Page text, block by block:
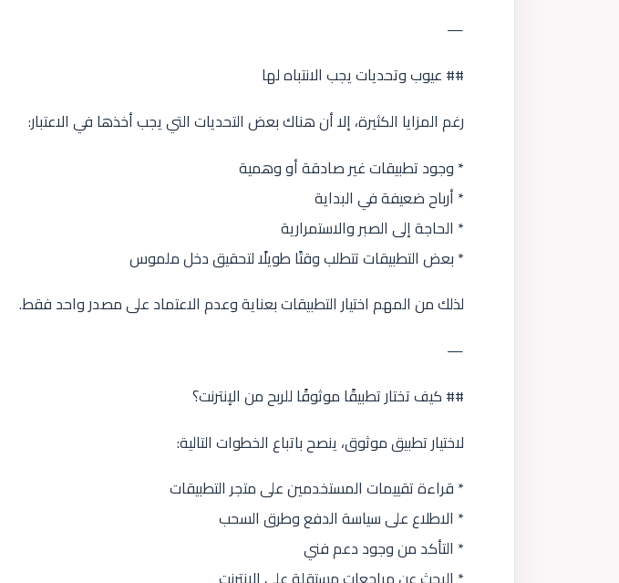
—
## عيوب وتحديات يجب الانتباه لها
رغم المزايا الكثيرة، إلا أن هناك بعض التحديات التي يجب أخذها في الاعتبار:
* وجود تطبيقات غير صادقة أو وهمية
* أرباح ضعيفة في البداية
* الحاجة إلى الصبر والاستمرارية
* بعض التطبيقات تتطلب وقتًا طويلًا لتحقيق دخل ملموس
لذلك من المهم اختيار التطبيقات بعناية وعدم الاعتماد على مصدر واحد فقط.
—
## كيف تختار تطبيقًا موثوقًا للربح من الإنترنت؟
لاختيار تطبيق موثوق، ينصح باتباع الخطوات التالية:
* قراءة تقييمات المستخدمين على متجر التطبيقات
* الاطلاع على سياسة الدفع وطرق السحب
* التأكد من وجود دعم فني